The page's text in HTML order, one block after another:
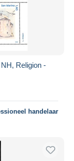
Religion -
handelaar